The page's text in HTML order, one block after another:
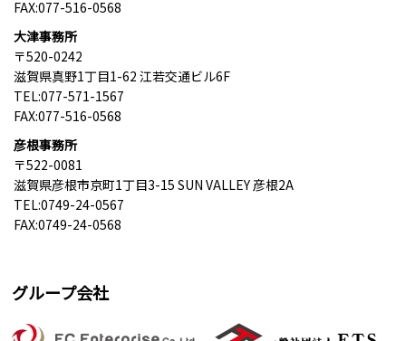
FAX:077-516-0568
大津事務所
〒520-0242
滋賀県真野1丁目1-62 江若交通ビル6F
TEL:077-571-1567
FAX:077-516-0568
彦根事務所
〒522-0081
滋賀県彦根市京町1丁目3-15 SUN VALLEY 彦根2A
TEL:0749-24-0567
FAX:0749-24-0568
グループ会社